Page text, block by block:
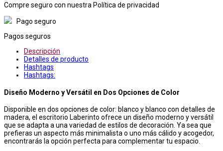
Compre seguro con nuestra Política de privacidad
Pago seguro
Pagos seguros
Descripción
Detalles de producto
Hashtags
Hashtags:
Diseño Moderno y Versátil en Dos Opciones de Color
Disponible en dos opciones de color: blanco y blanco con detalles de
madera, el escritorio Laberinto ofrece un diseño moderno y versátil
que se adapta a una variedad de estilos de decoración. Ya sea que
prefieras un aspecto más minimalista o uno más cálido y acogedor,
encontrarás la opción perfecta para complementar tu espacio.